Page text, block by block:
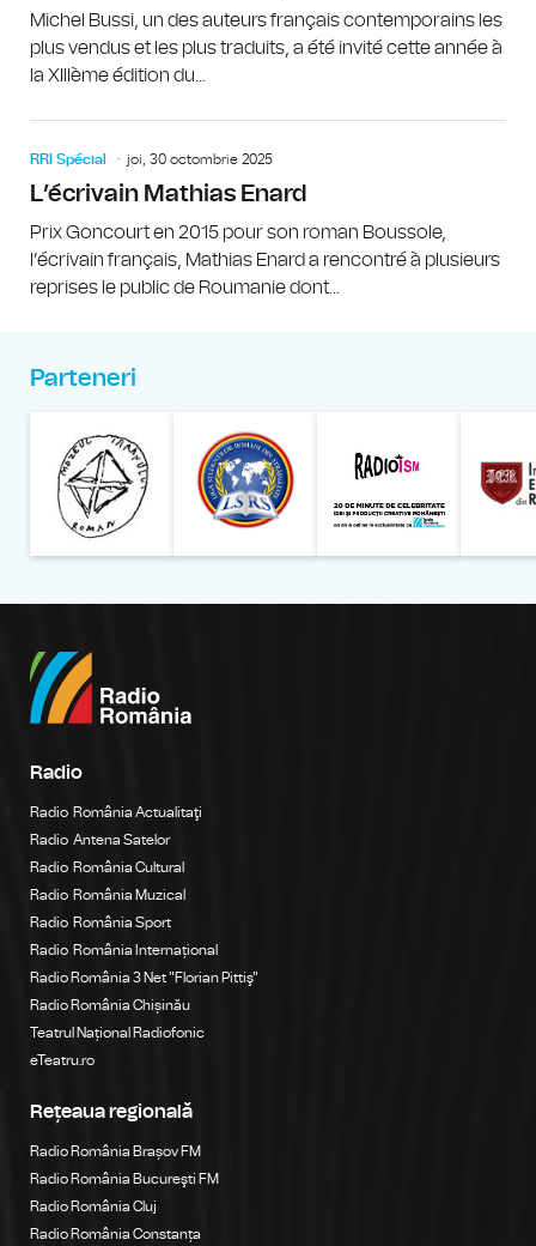
Michel Bussi, un des auteurs français contemporains les
plus vendus et les plus traduits, a été invité cette année à
la XIIIème édition du...
RRI Spécial joi, 30 octombrie 2025
L’écrivain Mathias Enard
Prix Goncourt en 2015 pour son roman Boussole,
l’écrivain français, Mathias Enard a rencontré à plusieurs
reprises le public de Roumanie dont...
Parteneri
Radio
Radio România Actualitaţi
Radio Antena Satelor
Radio România Cultural
Radio România Muzical
Radio România Sport
Radio România Internațional
Radio România 3 Net "Florian Pittiş"
Radio România Chișinău
Teatrul Național Radiofonic
eTeatru.ro
Rețeaua regională
Radio România Brașov FM
Radio România Bucureşti FM
Radio România Cluj
Radio România Constanța